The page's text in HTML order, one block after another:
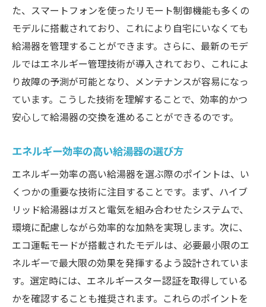
た、スマートフォンを使ったリモート制御機能も多くの
モデルに搭載されており、これにより自宅にいなくても
給湯器を管理することができます。さらに、最新のモデ
ルではエネルギー管理技術が導入されており、これによ
り故障の予測が可能となり、メンテナンスが容易になっ
ています。こうした技術を理解することで、効率的かつ
安心して給湯器の交換を進めることができるのです。
エネルギー効率の高い給湯器の選び方
エネルギー効率の高い給湯器を選ぶ際のポイントは、い
くつかの重要な技術に注目することです。まず、ハイブ
リッド給湯器はガスと電気を組み合わせたシステムで、
環境に配慮しながら効率的な加熱を実現します。次に、
エコ運転モードが搭載されたモデルは、必要最小限のエ
ネルギーで最大限の効果を発揮するよう設計されていま
す。選定時には、エネルギースター認証を取得している
かを確認することも推奨されます。これらのポイントを